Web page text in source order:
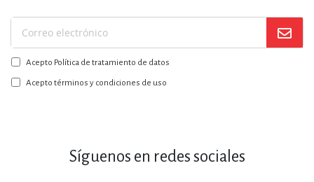
Suscríbase
a
nuestro
boletín:
Acepto Política de tratamiento de datos
Acepto términos y condiciones de uso
Síguenos en redes sociales